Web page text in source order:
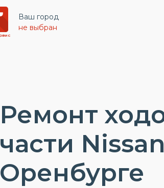
Ваш город
не выбран
Ремонт
части
Оренбурге